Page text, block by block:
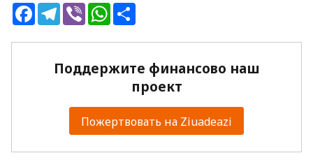
FacebookTelegram
ViberWhatsApp
Поддержите финансово наш
проект
Пожертвовать на Ziuadeazi